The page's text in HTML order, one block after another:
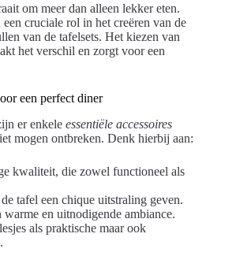
om meer dan alleen lekker eten.
een cruciale rol in het creëren van de
van de tafelsets. Het kiezen van
het verschil en zorgt voor een
een perfect diner
er enkele essentiële accessoires
mogen ontbreken. Denk hierbij aan:
kwaliteit, die zowel functioneel als
tafel een chique uitstraling geven.
warme en uitnodigende ambiance.
als praktische maar ook